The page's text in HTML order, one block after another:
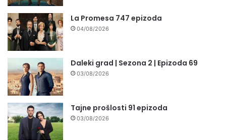
La Promesa 747 epizoda
04/08/2026
Daleki grad | Sezona 2 | Epizoda 69
03/08/2026
Tajne prošlosti 91 epizoda
03/08/2026